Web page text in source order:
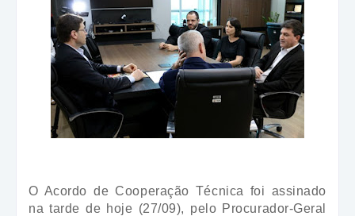
O Acordo de Cooperação Técnica foi assinado
na tarde de hoje (27/09), pelo Procurador-Geral